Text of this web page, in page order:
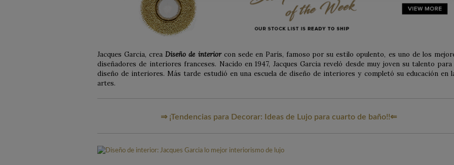
Jacques Garcia, creaDiseño de interiorcon sede en París, famoso por su estilo opulento, es uno de los
diseñadores de interiores franceses. Nacido en 1947, Jacques Garcia reveló desde muy joven su talento para
diseño de interiores. Más tarde estudió en una escuela de diseño de interiores y completó su educación en
artes.
⇒ ¡Tendencias para Decorar: Ideas de Lujo para cuarto de baño!!⇐